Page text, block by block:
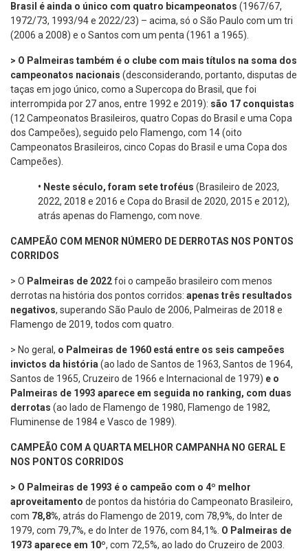
Brasil é ainda o único com quatro bicampeonatos (1967/67,
1972/73, 1993/94 e 2022/23) – acima, só o São Paulo com um tri
(2006 a 2008) e o Santos com um penta (1961 a 1965).
> O Palmeiras também é o clube com mais títulos na soma dos
campeonatos nacionais (desconsiderando, portanto, disputas de
taças em jogo único, como a Supercopa do Brasil, que foi
interrompida por 27 anos, entre 1992 e 2019): são 17 conquistas
(12 Campeonatos Brasileiros, quatro Copas do Brasil e uma Copa
dos Campeões), seguido pelo Flamengo, com 14 (oito
Campeonatos Brasileiros, cinco Copas do Brasil e uma Copa dos
Campeões).
• Neste século, foram sete troféus (Brasileiro de 2023,
2022, 2018 e 2016 e Copa do Brasil de 2020, 2015 e 2012),
atrás apenas do Flamengo, com nove.
CAMPEÃO COM MENOR NÚMERO DE DERROTAS NOS PONTOS
CORRIDOS
> O Palmeiras de 2022foi o campeão brasileiro com menos
derrotas na história dos pontos corridos: apenas três resultados
negativos, superando São Paulo de 2006, Palmeiras de 2018 e
Flamengo de 2019, todos com quatro.
> No geral, o Palmeiras de 1960 está entre os seis campeões
invictos da história (ao lado de Santos de 1963, Santos de 1964,
Santos de 1965, Cruzeiro de 1966 e Internacional de 1979) e o
Palmeiras de 1993 aparece em seguida no ranking, com duas
derrotas (ao lado de Flamengo de 1980, Flamengo de 1982,
Fluminense de 1984 e Vasco de 1989).
CAMPEÃO COM A QUARTA MELHOR CAMPANHA NO GERAL E
NOS PONTOS CORRIDOS
> O Palmeiras de 1993 é o campeão com o 4º melhor
aproveitamento de pontos da história do Campeonato Brasileiro,
com 78,8%, atrás do Flamengo de 2019, com 78,9%, do Inter de
1979, com 79,7%, e do Inter de 1976, com 84,1%. O Palmeiras de
1973 aparece em 10º, com 72,5%, ao lado do Cruzeiro de 2003.